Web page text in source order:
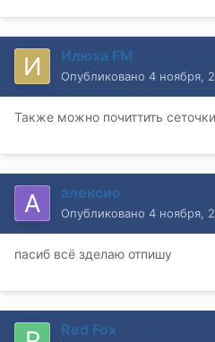
Илюха FM
Опубликовано 4 ноября,
Также можно почиттить
алексио
Опубликовано 4 ноября,
пасиб всё зделаю отпишу
Red Fox